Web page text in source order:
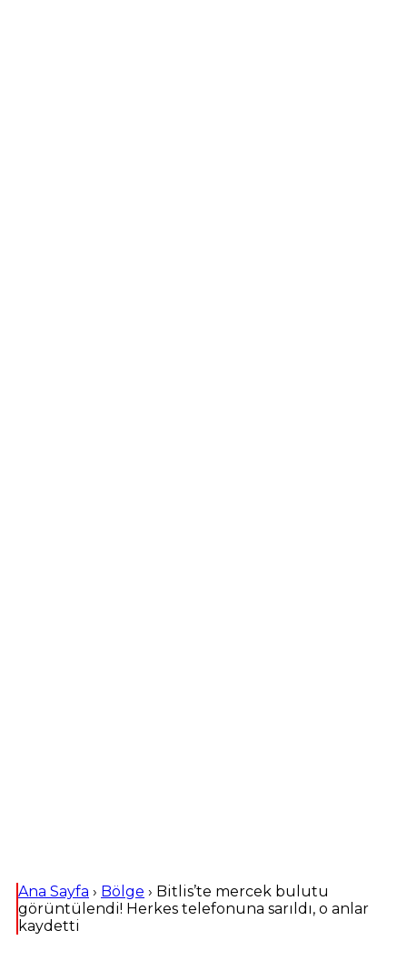
Ana Sayfa › Bölge › Bitlis’te mercek bulutu
görüntülendi! Herkes telefonuna sarıldı, o anlar
kaydetti